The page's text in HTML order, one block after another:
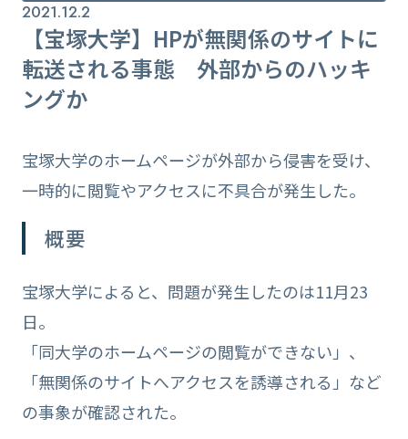
2021.12.2
【宝塚大学】HPが無関係のサイトに
転送される事態 外部からのハッキ
ングか
宝塚大学のホームページが外部から侵害を受け、
一時的に閲覧やアクセスに不具合が発生した。
概要
宝塚大学によると、問題が発生したのは11月23
日。
「同大学のホームページの閲覧ができない」、
「無関係のサイトへアクセスを誘導される」など
の事象が確認された。